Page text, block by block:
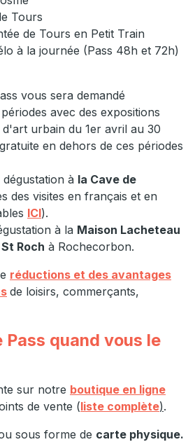
Tours
de Tours en Petit Train
à la journée (Pass 48h et 72h)
vous sera demandé
avec des expositions
urbain du 1er avril au 30
en dehors de ces périodes
dégustation à la Cave de
des visites en français et en
ICI).
à la Maison Lacheteau
Roch à Rochecorbon.
réductions et des avantages
de loisirs, commerçants,
quand vous le
sur notre boutique en ligne
de vente (liste complète).
sous forme de carte physique.